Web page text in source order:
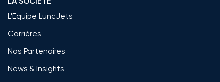
L'Equipe LunaJets
Carrières
Nos Partenaires
News & Insights